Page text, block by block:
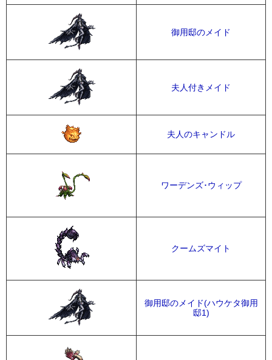
御用邸のメイド
夫人付きメイド
夫人のキャンドル
ワーデンズ･ウィップ
クームズマイト
御用邸のメイド(ハウケタ御用
邸1)